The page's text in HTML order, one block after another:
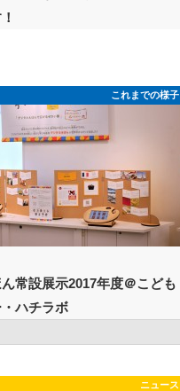
これまでの様子
常設展示2017年度＠こども
ハチラボ
ニュース